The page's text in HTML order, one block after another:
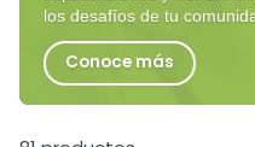
los desafíos de tu
Conoce más